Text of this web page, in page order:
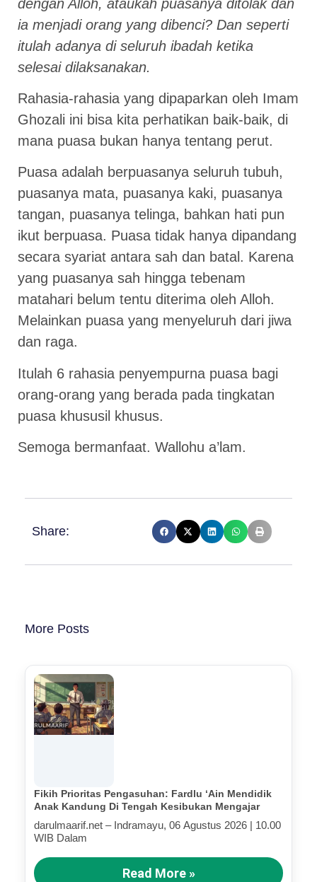
dengan Alloh, ataukah puasanya ditolak dan
ia menjadi orang yang dibenci? Dan seperti
itulah adanya di seluruh ibadah ketika
selesai dilaksanakan.
Rahasia-rahasia yang dipaparkan oleh Imam
Ghozali ini bisa kita perhatikan baik-baik, di
mana puasa bukan hanya tentang perut.
Puasa adalah berpuasanya seluruh tubuh,
puasanya mata, puasanya kaki, puasanya
tangan, puasanya telinga, bahkan hati pun
ikut berpuasa. Puasa tidak hanya dipandang
secara syariat antara sah dan batal. Karena
yang puasanya sah hingga tebenam
matahari belum tentu diterima oleh Alloh.
Melainkan puasa yang menyeluruh dari jiwa
dan raga.
Itulah 6 rahasia penyempurna puasa bagi
orang-orang yang berada pada tingkatan
puasa khususil khusus.
Semoga bermanfaat. Wallohu a’lam.
Share:
More Posts
Fikih Prioritas Pengasuhan: Fardlu ‘Ain Mendidik
Anak Kandung Di Tengah Kesibukan Mengajar
darulmaarif.net – Indramayu, 06 Agustus 2026 | 10.00
WIB Dalam
Read More »